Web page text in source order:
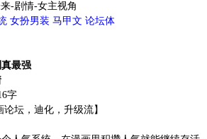
-剧情-女主视角
女扮男装 马甲文 论坛体
最强
字
坛，迪化，升级流】